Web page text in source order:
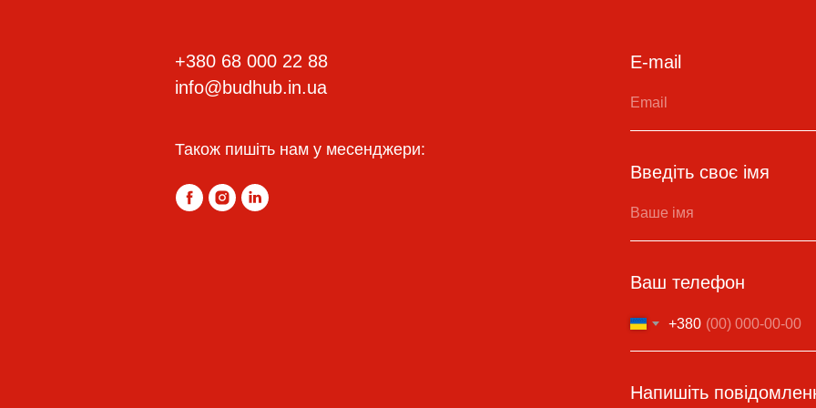
+380 68 000 22 88
info@budhub.in.ua
Також пишіть нам у месенджери:
E-mail
Введіть своє імя
Ваш телефон
+380
Напишіть